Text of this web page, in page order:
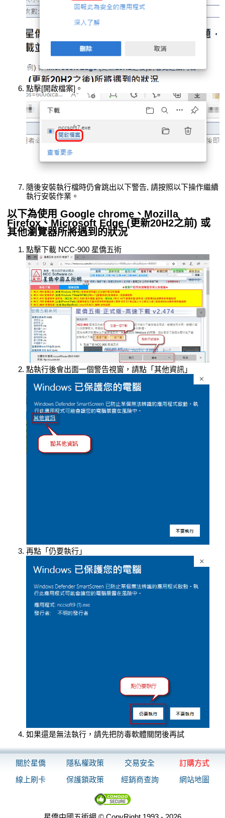
點擊[開啟檔案]。
隨後安裝執行檔時仍會跳出以下警告, 請按照以下操作繼續
執行安裝作業。
以下為使用 Google chrome、Mozilla
Firefox、Microsoft Edge (更新20H2之前) 或
其他瀏覽器所將遇到的狀況
點擊下載 NCC-900 星僑五術
點執行後會出面一個警告視窗，請點「其他資訊」
再點「仍要執行」
如果還是無法執行，請先把防毒軟體關閉後再試
關於星僑 隱私權政策 交易安全
訂購方式
線上刷卡
保護鎖政策 經銷商查詢 網站地圖